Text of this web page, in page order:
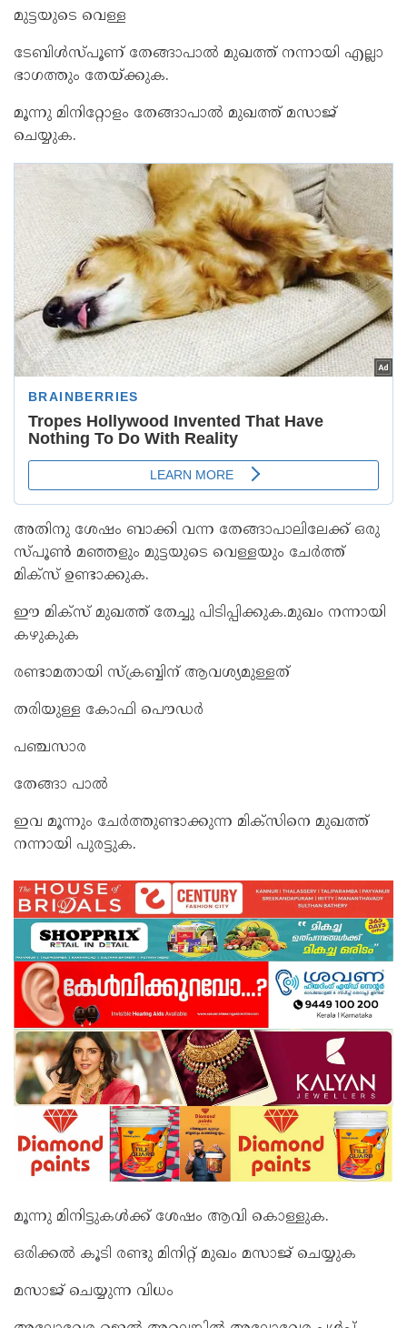
മുട്ടയുടെ വെള്ള
ടേബിള്‍സ്പൂണ് തേങ്ങാപാല്‍ മുഖത്ത് നന്നായി എല്ലാ
ഭാഗത്തും തേയ്ക്കുക.
മൂന്നു മിനിറ്റോളം തേങ്ങാപാല്‍ മുഖത്ത് മസാജ്
ചെയ്യുക.
അതിനു ശേഷം ബാക്കി വന്ന തേങ്ങാപാലിലേക്ക് ഒരു
സ്പൂണ്‍ മഞ്ഞളും മുട്ടയുടെ വെള്ളയും ചേര്‍ത്ത്
മിക്‌സ് ഉണ്ടാക്കുക.
ഈ മിക്‌സ് മുഖത്ത് തേച്ചു പിടിപ്പിക്കുക.മുഖം നന്നായി
കഴുകുക
രണ്ടാമതായി സ്‌ക്രബ്ബിന് ആവശ്യമുള്ളത്
തരിയുള്ള കോഫി പൌഡര്‍
പഞ്ചസാര
തേങ്ങാ പാല്‍
ഇവ മൂന്നും ചേര്‍ത്തുണ്ടാക്കുന്ന മിക്‌സിനെ മുഖത്ത്
നന്നായി പുരട്ടുക.
മൂന്നു മിനിട്ടുകള്‍ക്ക് ശേഷം ആവി കൊള്ളുക.
ഒരിക്കല്‍ കൂടി രണ്ടു മിനിറ്റ് മുഖം മസാജ് ചെയ്യുക
മസാജ് ചെയ്യുന്ന വിധം